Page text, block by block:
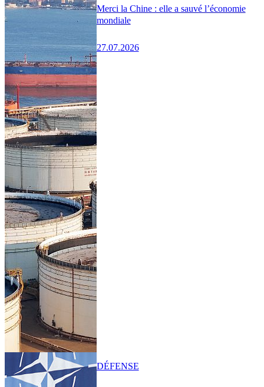
Merci la Chine : elle a sauvé l’économie
mondiale
27.07.2026
DÉFENSE